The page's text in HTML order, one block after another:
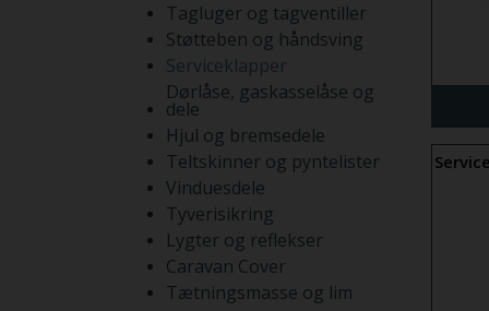
Tagluger og tagventiller
Støtteben og håndsving
Serviceklapper
Dørlåse, gaskasselåse og
dele
Hjul og bremsedele
Teltskinner og pyntelister
Vinduesdele
Tyverisikring
Lygter og reflekser
Caravan Cover
Tætningsmasse og lim